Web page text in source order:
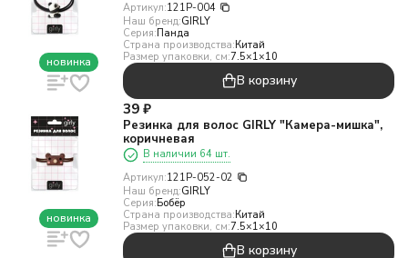
новинка
Артикул:121P-004
Наш бренд:GIRLY
Серия:Панда
Страна производства:Китай
Размер упаковки, см:7.5×1×10
В корзину
новинка
39 ₽
Резинка для волос GIRLY "Камера-мишка",
коричневая
В наличии 64 шт.
Артикул:121P-052-02
Наш бренд:GIRLY
Серия:Бобёр
Страна производства:Китай
Размер упаковки, см:7.5×1×10
В корзину